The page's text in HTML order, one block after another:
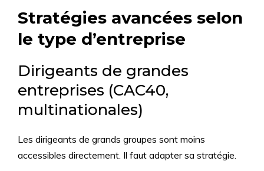
Stratégies avancées selon
le type d’entreprise
Dirigeants de grandes
entreprises (CAC40,
multinationales)
Les dirigeants de grands groupes sont moins
accessibles directement. Il faut adapter sa stratégie.